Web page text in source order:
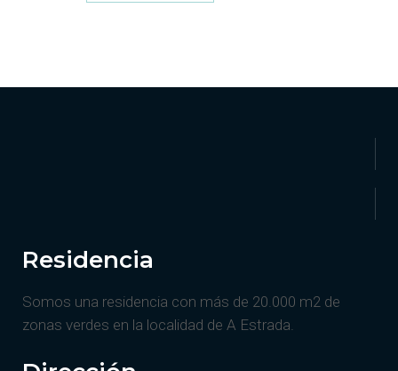
Residencia
Somos una residencia con más de 20.000 m2 de
zonas verdes en la localidad de A Estrada.